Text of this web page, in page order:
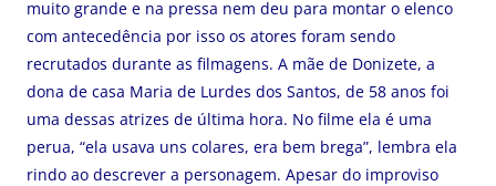
muito grande e na pressa nem deu para montar o elenco
com antecedência por isso os atores foram sendo
recrutados durante as filmagens. A mãe de Donizete, a
dona de casa Maria de Lurdes dos Santos, de 58 anos foi
uma dessas atrizes de última hora. No filme ela é uma
perua, “ela usava uns colares, era bem brega”, lembra ela
rindo ao descrever a personagem. Apesar do improviso